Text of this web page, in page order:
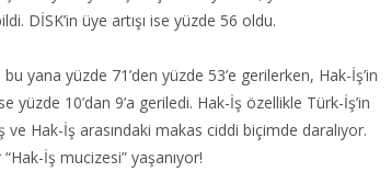
DİSK’in üye artışı ise yüzde 56 oldu.
yana yüzde 71’den yüzde 53’e gerilerken, Hak-İş’in
yüzde 10’dan 9’a geriledi. Hak-İş özellikle Türk-İş’in
Hak-İş arasındaki makas ciddi biçimde daralıyor.
İş mucizesi” yaşanıyor!